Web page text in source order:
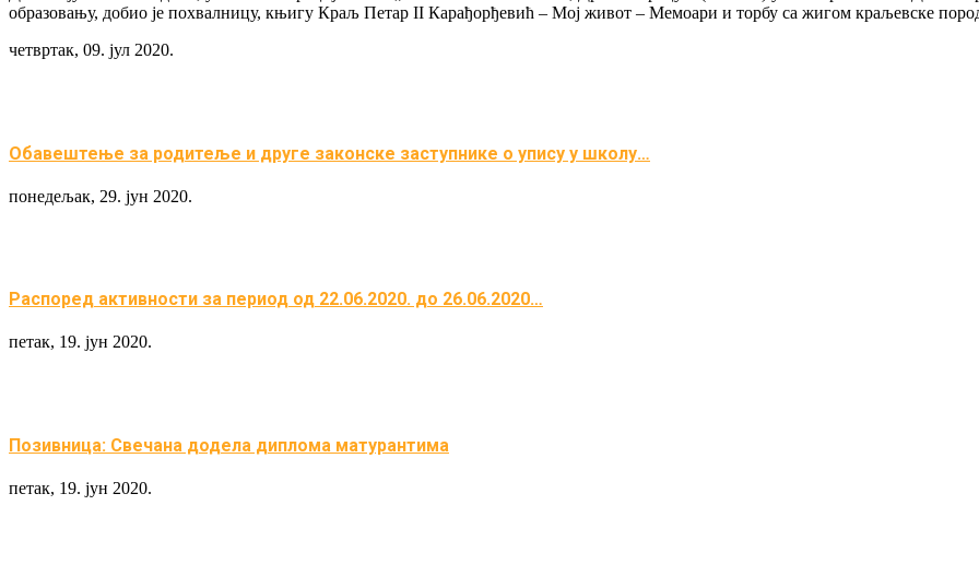
образовању, добио је похвалницу, књигу Краљ Петар II Карађорђевић – Мој живот – Мемоари и торбу са жигом краљевске
четвртак, 09. јул 2020.
Обавештење за родитеље и друге законске заступнике о упису у школу…
понедељак, 29. јун 2020.
Распоред активности за период од 22.06.2020. до 26.06.2020…
петак, 19. јун 2020.
Позивница: Свечана додела диплома матурантима
петак, 19. јун 2020.